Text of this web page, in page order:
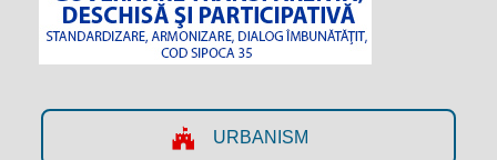
URBANISM